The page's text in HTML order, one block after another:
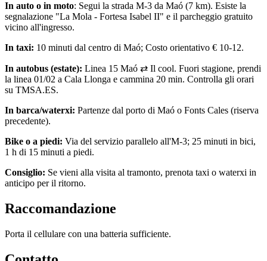
In auto o in moto: Segui la strada M-3 da Maó (7 km). Esiste la
segnalazione "La Mola - Fortesa Isabel II" e il parcheggio gratuito
vicino all'ingresso.
In taxi: 10 minuti dal centro di Maó; Costo orientativo € 10-12.
In autobus (estate): Linea 15 Maó ⇄ Il cool. Fuori stagione, prendi
la linea 01/02 a Cala Llonga e cammina 20 min. Controlla gli orari
su TMSA.ES.
In barca/waterxi: Partenze dal porto di Maó o Fonts Cales (riserva
precedente).
Bike o a piedi: Via del servizio parallelo all'M-3; 25 minuti in bici,
1 h di 15 minuti a piedi.
Consiglio: Se vieni alla visita al tramonto, prenota taxi o waterxi in
anticipo per il ritorno.
Raccomandazione
Porta il cellulare con una batteria sufficiente.